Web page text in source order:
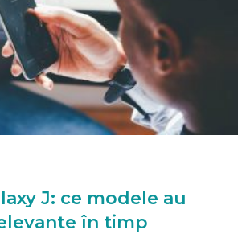
J: ce modele au
în timp